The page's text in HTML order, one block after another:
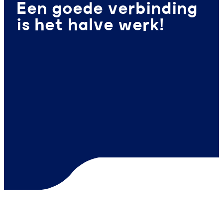
Een goede verbinding
is het halve werk!